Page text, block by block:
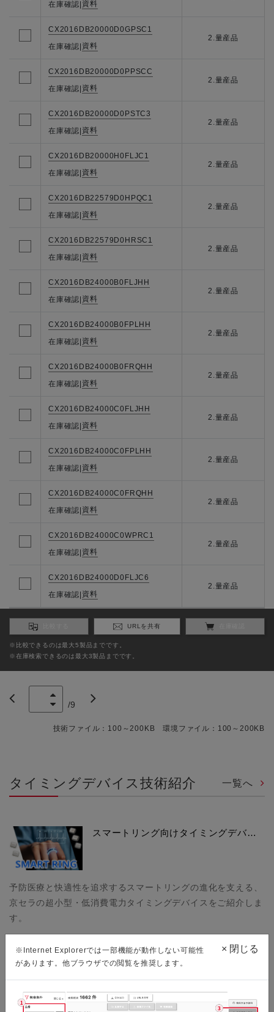
※Internet Explorerでは一部機能が動作しない可能性
があります。他ブラウザでの閲覧を推奨します。
× 閉じる
在庫確認| 資料
CX2016DB20000D0GPSC1
在庫確認| 資料
2.量産品
CX2016DB20000D0PPSCC
在庫確認| 資料
2.量産品
CX2016DB20000D0PSTC3
在庫確認| 資料
2.量産品
CX2016DB20000H0FLJC1
在庫確認| 資料
2.量産品
CX2016DB22579D0HPQC1
在庫確認| 資料
2.量産品
CX2016DB22579D0HRSC1
在庫確認| 資料
2.量産品
CX2016DB24000B0FLJHH
在庫確認| 資料
2.量産品
CX2016DB24000B0FPLHH
在庫確認| 資料
2.量産品
CX2016DB24000B0FRQHH
在庫確認| 資料
2.量産品
CX2016DB24000C0FLJHH
在庫確認| 資料
2.量産品
CX2016DB24000C0FPLHH
在庫確認| 資料
2.量産品
CX2016DB24000C0FRQHH
在庫確認| 資料
2.量産品
CX2016DB24000C0WPRC1
在庫確認| 資料
2.量産品
CX2016DB24000D0FLJC6
在庫確認| 資料
2.量産品
URLを共有
※比較できるのは最大5製品までです。
※在庫検索できるのは最大3製品までです。
/9
技術ファイル：100～200KB 環境ファイル：100～200KB
タイミングデバイス技術紹介 一覧へ
スマートリング向けタイミングデバ…
予防医療と快適性を追求するスマートリングの進化を支える、
京セラの超小型・低消費電力タイミングデバイスをご紹介しま
す。
低ノイズ化を実現した差動クロック…